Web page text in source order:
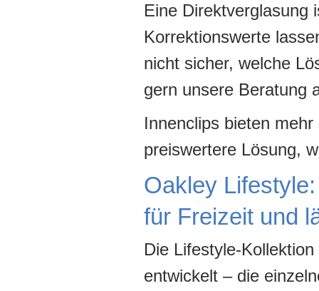
Eine Direktverglasung
Korrektionswerte
nicht sicher, welche
gern unsere Beratung
Innenclips bieten
preiswertere Lösung,
Oakley
für Freizeit und
Die Lifestyle-
entwickelt – die